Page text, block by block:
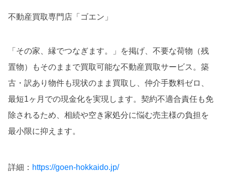
不動産買取専門店「ゴエン」
「その家、縁でつなぎます。」を掲げ、不要な荷物（残
置物）もそのままで買取可能な不動産買取サービス。築
古・訳あり物件も現状のまま買取し、仲介手数料ゼロ、
最短1ヶ月での現金化を実現します。契約不適合責任も免
除されるため、相続や空き家処分に悩む売主様の負担を
最小限に抑えます。
詳細： https://goen-hokkaido.jp/